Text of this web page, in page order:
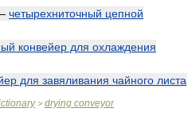
четырехниточный цепной
конвейер для охлаждения
для завяливания чайного листа
> drying conveyor